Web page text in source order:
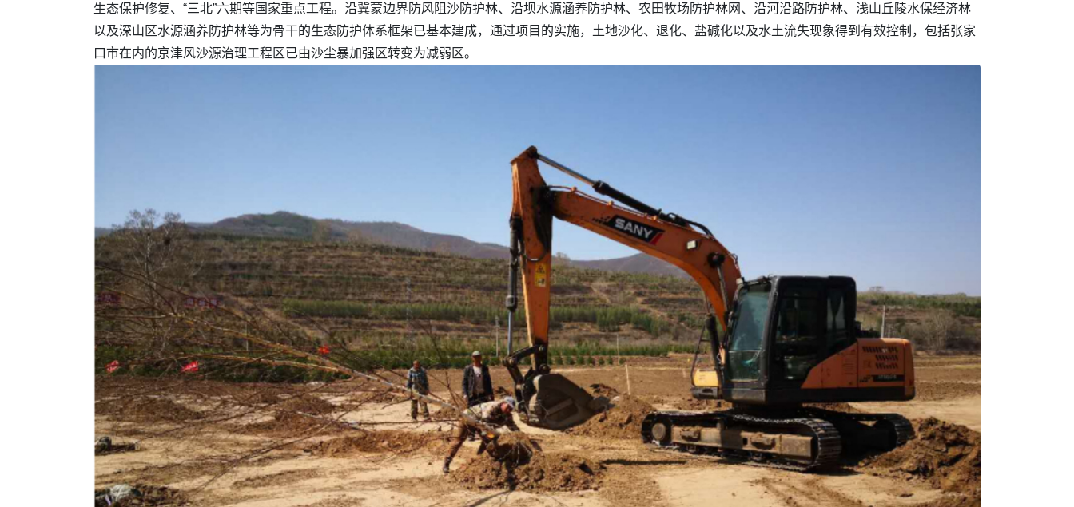
生态保护修复、“三北”六期等国家重点工程。沿冀蒙边界防风阻沙防护林、沿坝水源涵养防护林、农田牧场防护林网、沿河沿路防护林、浅山丘陵水保经济林
以及深山区水源涵养防护林等为骨干的生态防护体系框架已基本建成，通过项目的实施，土地沙化、退化、盐碱化以及水土流失现象得到有效控制，包括张家
口市在内的京津风沙源治理工程区已由沙尘暴加强区转变为减弱区。